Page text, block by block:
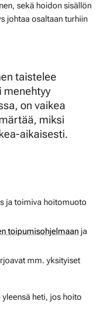
sekä hoidon sisällön
johtaa osaltaan turhiin
taistelee
menehtyy
on vaikea
miksi
aikaisesti.
ja toimiva hoitomuoto
toipumisohjelmaan ja
mm. yksityiset
heti, jos hoito